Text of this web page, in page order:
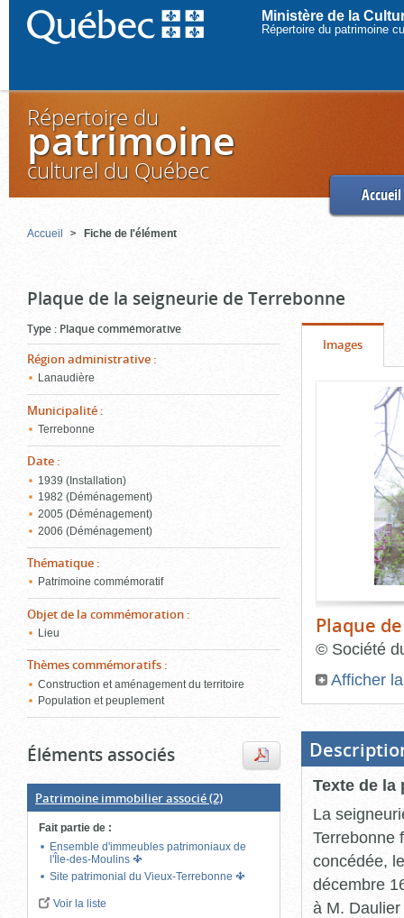
Ministère de la
Répertoire du patrimoine
Répertoire du
patrimoine
culturel du Québec
Accueil
Accueil Fiche de l'élément
Plaque de la seigneurie de Terrebonne
Type : Plaque commémorative
Région administrative :
Lanaudière
Municipalité :
Terrebonne
Date :
1939 (Installation)
1982 (Déménagement)
2005 (Déménagement)
2006 (Déménagement)
Thématique :
Patrimoine commémoratif
Objet de la commémoration :
Lieu
Thèmes commémoratifs :
Construction et aménagement du territoire
Population et peuplement
Éléments associés
Patrimoine immobilier associé(2)
Fait partie de :
Ensemble d'immeubles patrimoniaux de
l'Île-des-Moulins
Site patrimonial du Vieux-Terrebonne
Voir la liste
Onglet
Images(cliquer
pour
voir
Contenu
Plaque
© Société
Afficher
bloc
d'onglets
Texte de la
La
Terrebonne
concédée,
décembre
à M.